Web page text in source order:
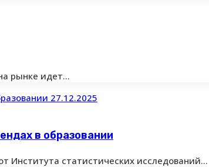
рынке идет…
27.12.2025
в образовании
Института статистических исследований…